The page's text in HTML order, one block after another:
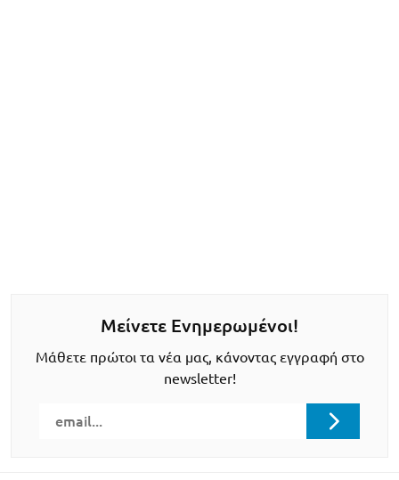
Μείνετε Ενημερωμένοι!
Μάθετε πρώτοι τα νέα μας, κάνοντας εγγραφή στο
newsletter!